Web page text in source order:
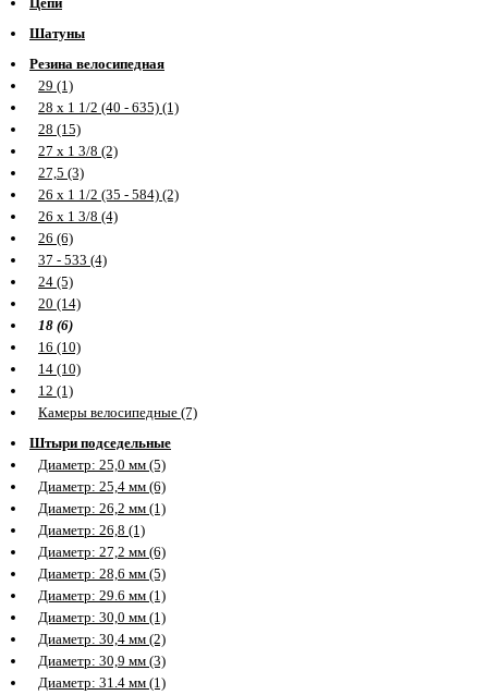
Шатуны
Резина велосипедная
29 (1)
28 х 1 1/2 (40 - 635) (1)
28 (15)
27 х 1 3/8 (2)
27,5 (3)
26 х 1 1/2 (35 - 584) (2)
26 х 1 3/8 (4)
26 (6)
37 - 533 (4)
24 (5)
20 (14)
18 (6)
16 (10)
14 (10)
12 (1)
Камеры велосипедные (7)
Штыри подседельные
Диаметр: 25,0 мм (5)
Диаметр: 25,4 мм (6)
Диаметр: 26,2 мм (1)
Диаметр: 26,8 (1)
Диаметр: 27,2 мм (6)
Диаметр: 28,6 мм (5)
Диаметр: 29.6 мм (1)
Диаметр: 30,0 мм (1)
Диаметр: 30,4 мм (2)
Диаметр: 30,9 мм (3)
Диаметр: 31.4 мм (1)